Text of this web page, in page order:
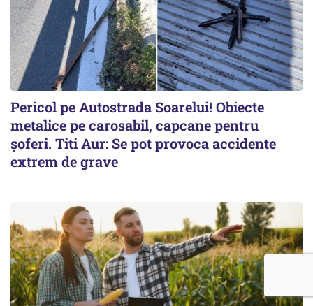
Pericol pe Autostrada Soarelui! Obiecte
metalice pe carosabil, capcane pentru
șoferi. Titi Aur: Se pot provoca accidente
extrem de grave